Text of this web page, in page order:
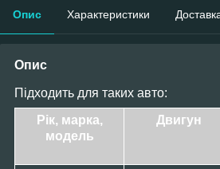
Опис Характеристики
Опис
Підходить для таких авто:
Рік, марка,
модель
Двигун